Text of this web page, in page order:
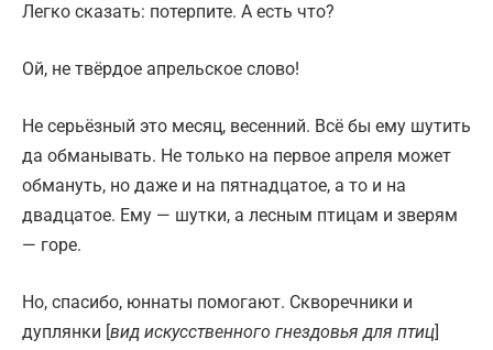
Легко сказать: потерпите. А есть что?
Ой, не твёрдое апрельское слово!
Не серьёзный это месяц, весенний. Всё бы ему шутить
да обманывать. Не только на первое апреля может
обмануть, но даже и на пятнадцатое, а то и на
двадцатое. Ему — шутки, а лесным птицам и зверям
— горе.
Но, спасибо, юннаты помогают. Скворечники и
дуплянки [вид искусственного гнездовья для птиц]